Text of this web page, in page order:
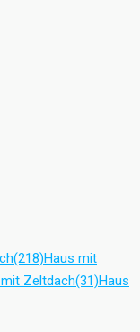
(218)Haus mit
Zeltdach(31)Haus